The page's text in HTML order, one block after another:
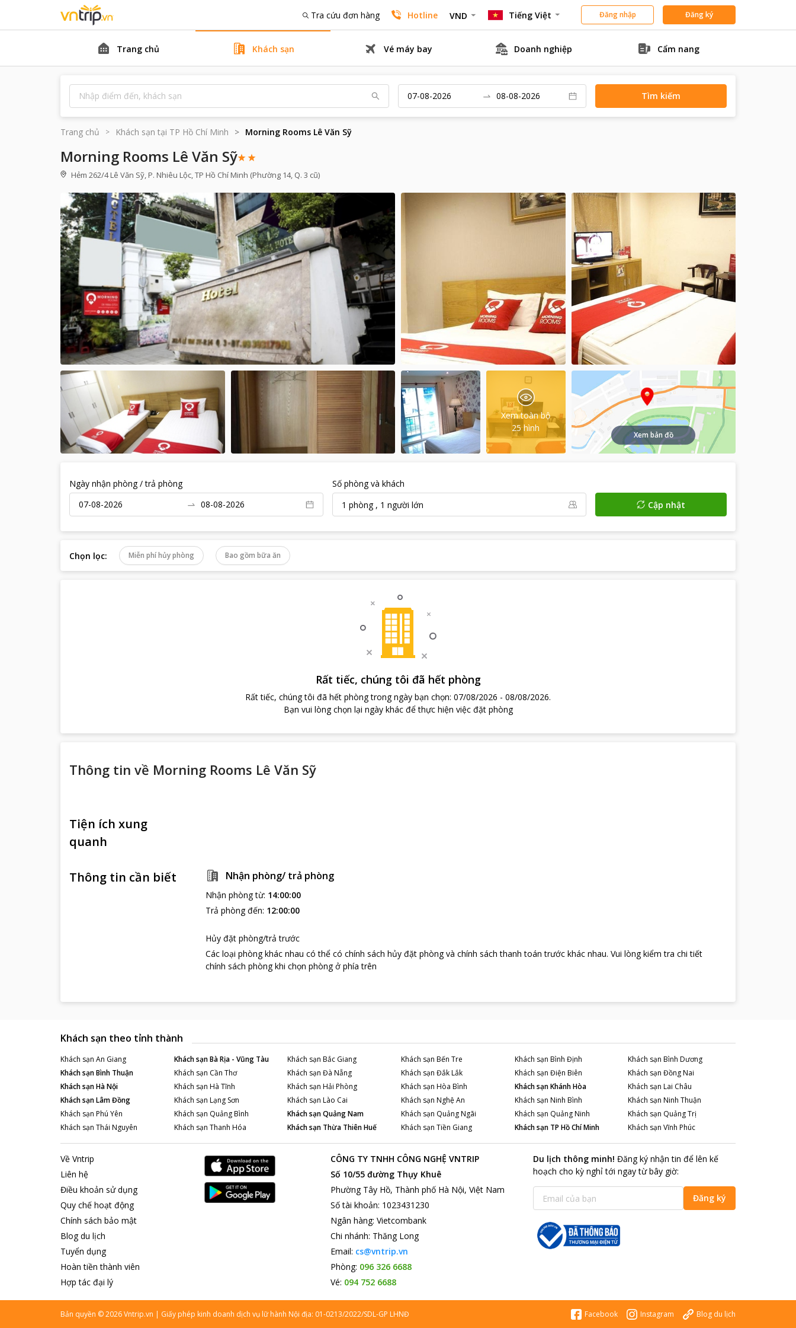
Tra cứu đơn hàng Hotline VND Tiếng Việt Đăng nhập Đăng ký
Trang chủ Khách sạn Vé máy bay Doanh nghiệp Cẩm nang
Tìm kiếm
Trang chủ Khách sạn tại TP Hồ Chí Minh Morning Rooms Lê Văn Sỹ
Morning Rooms Lê Văn Sỹ
Hẻm 262/4 Lê Văn Sỹ, P. Nhiêu Lộc, TP Hồ Chí Minh (Phường 14, Q. 3 cũ)
Xem toàn bộ
25 hình
Xem bản đồ
Ngày nhận phòng / trả phòng
Số phòng và khách
1 phòng, 1 người lớn Cập nhật
Chọn lọc: Miễn phí hủy phòng Bao gồm bữa ăn
Rất tiếc, chúng tôi đã hết phòng
Rất tiếc, chúng tôi đã hết phòng trong ngày bạn chọn: 07/08/2026 - 08/08/2026.
Bạn vui lòng chọn lại ngày khác để thực hiện việc đặt phòng
Thông tin về Morning Rooms Lê Văn Sỹ
Tiện ích xung
quanh
Thông tin cần biết Nhận phòng/ trả phòng
Nhận phòng từ: 14:00:00
Trả phòng đến: 12:00:00
Hủy đặt phòng/trả trước
Các loại phòng khác nhau có thể có chính sách hủy đặt phòng và chính sách thanh toán trước khác nhau. Vui lòng kiểm tra chi tiết
chính sách phòng khi chọn phòng ở phía trên
Khách sạn theo tỉnh thành
Khách sạn An Giang Khách sạnBà Rịa - Vũng Tàu Khách sạn Bắc Giang Khách sạn Bến Tre Khách sạn Bình Định Khách sạn Bình Dương
Khách sạnBình Thuận Khách sạn Cần Thơ Khách sạn Đà Nẵng Khách sạn Đắk Lắk Khách sạn Điện Biên Khách sạn Đồng Nai
Khách sạnHà Nội Khách sạn Hà Tĩnh Khách sạn Hải Phòng Khách sạn Hòa Bình Khách sạnKhánh Hòa Khách sạn Lai Châu
Khách sạnLâm Đồng Khách sạn Lạng Sơn Khách sạn Lào Cai Khách sạn Nghệ An Khách sạn Ninh Bình Khách sạn Ninh Thuận
Khách sạn Phú Yên Khách sạn Quảng Bình Khách sạnQuảng Nam Khách sạn Quảng Ngãi Khách sạn Quảng Ninh Khách sạn Quảng Trị
Khách sạn Thái Nguyên Khách sạn Thanh Hóa Khách sạn Thừa Thiên Huế Khách sạn Tiền Giang Khách sạn TP Hồ Chí Minh Khách sạn Vĩnh Phúc
Về Vntrip
Liên hệ
Điều khoản sử dụng
Quy chế hoạt động
Chính sách bảo mật
Blog du lịch
Tuyển dụng
Hoàn tiền thành viên
Hợp tác đại lý
CÔNG TY TNHH CÔNG NGHỆ VNTRIP
Số 10/55 đường Thụy Khuê
Phường Tây Hồ, Thành phố Hà Nội, Việt Nam
Số tài khoản: 1023431230
Ngân hàng: Vietcombank
Chi nhánh: Thăng Long
Email: cs@vntrip.vn
Phòng: 096 326 6688
Vé: 094 752 6688
Du lịch thông minh! Đăng ký nhận tin để lên kế
hoạch cho kỳ nghỉ tới ngay từ bây giờ:
Đăng ký
Bản quyền ©2026Vntrip.vn | Giấy phép kinh doanh dịch vụ lữ hành Nội địa: 01-0213/2022/SDL-GP LHNĐ Facebook Instagram Blog du lịch